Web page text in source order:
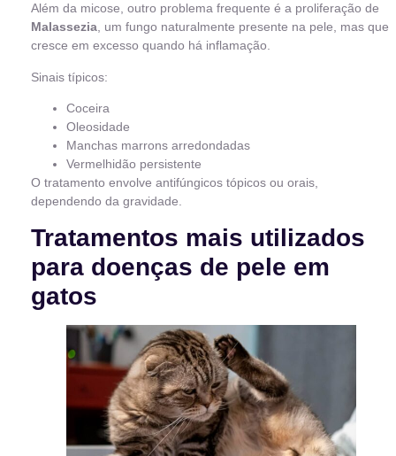
Além da micose, outro problema frequente é a proliferação de
Malassezia , um fungo naturalmente presente na pele, mas que
cresce em excesso quando há inflamação.
Sinais típicos:
Coceira
Oleosidade
Manchas marrons arredondadas
Vermelhidão persistente
O tratamento envolve antifúngicos tópicos ou orais,
dependendo da gravidade.
Tratamentos mais utilizados
para doenças de pele em
gatos